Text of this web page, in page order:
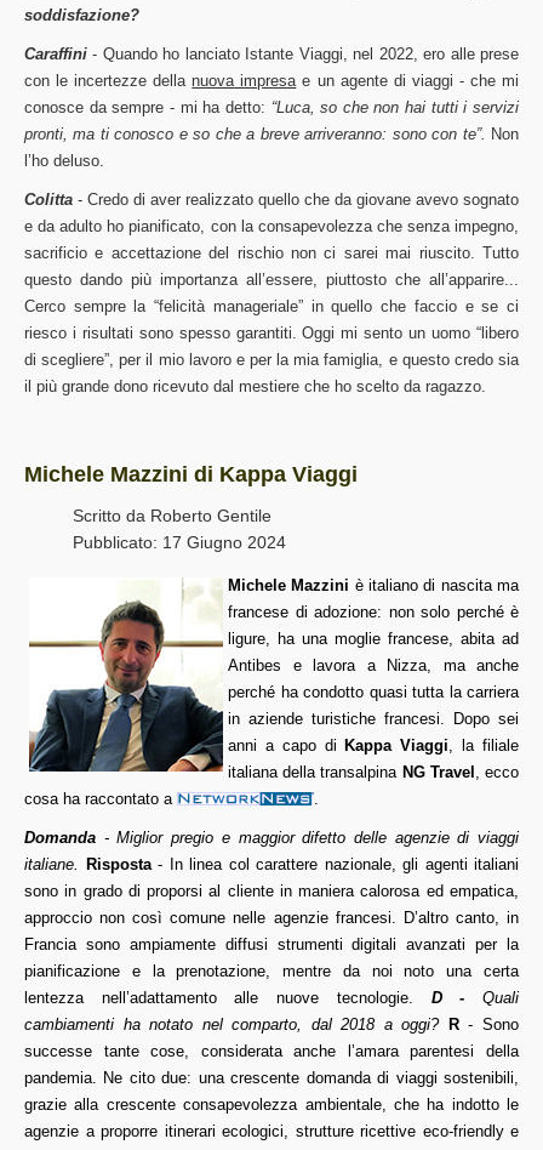
soddisfazione?
Caraffini - Quando ho lanciato Istante Viaggi, nel 2022, ero alle prese
con le incertezze dellanuova impresae un agente di viaggi - che mi
conosce da sempre - mi ha detto: “Luca, so che non hai tutti i servizi
pronti, ma ti conosco e so che a breve arriveranno: sono con te”. Non
l’ho deluso.
Colitta - Credo di aver realizzato quello che da giovane avevo sognato
e da adulto ho pianificato, con la consapevolezza che senza impegno,
sacrificio e accettazione del rischio non ci sarei mai riuscito. Tutto
questo dando più importanza all’essere, piuttosto che all’apparire...
Cerco sempre la “felicità manageriale” in quello che faccio e se ci
riesco i risultati sono spesso garantiti. Oggi mi sento un uomo “libero
di scegliere”, per il mio lavoro e per la mia famiglia, e questo credo sia
il più grande dono ricevuto dal mestiere che ho scelto da ragazzo.
Michele Mazzini di Kappa Viaggi
Scritto da Roberto Gentile
Pubblicato: 17 Giugno 2024
Michele Mazzini è italiano di nascita ma
francese di adozione: non solo perché è
ligure, ha una moglie francese, abita ad
Antibes e lavora a Nizza, ma anche
perché ha condotto quasi tutta la carriera
in aziende turistiche francesi. Dopo sei
anni a capo di Kappa Viaggi, la filiale
italiana della transalpina NG Travel , ecco
cosa ha raccontato a
.
Domanda - Miglior pregio e maggior difetto delle agenzie di viaggi
italiane.
Risposta- In linea col carattere nazionale, gli agenti italiani
sono in grado di proporsi al cliente in maniera calorosa ed empatica,
approccio non così comune nelle agenzie francesi. D’altro canto, in
Francia sono ampiamente diffusi strumenti digitali avanzati per la
pianificazione e la prenotazione, mentre da noi noto una certa
lentezza nell’adattamento alle nuove tecnologie. D - Quali
cambiamenti ha notato nel comparto, dal 2018 a oggi? R- Sono
successe tante cose, considerata anche l’amara parentesi della
pandemia. Ne cito due: una crescente domanda di viaggi sostenibili,
grazie alla crescente consapevolezza ambientale, che ha indotto le
agenzie a proporre itinerari ecologici, strutture ricettive eco-friendly e